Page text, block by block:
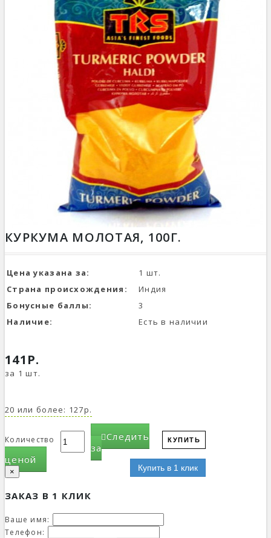
КУРКУМА МОЛОТАЯ, 100Г.
Цена указана за:
1 шт.
Страна происхождения:
Индия
Бонусные баллы:
3
Наличие:
Есть в наличии
141Р.
за 1 шт.
20 или более: 127р.
Количество КУПИТЬ
Купить в 1 клик
Следить
за
ценой
×
ЗАКАЗ В 1 КЛИК
Ваше имя:
Телефон: